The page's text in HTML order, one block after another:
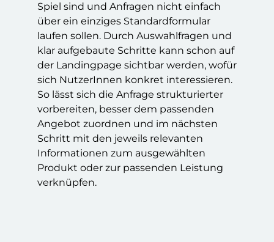
Spiel sind und Anfragen nicht einfach
über ein einziges Standardformular
laufen sollen. Durch Auswahlfragen und
klar aufgebaute Schritte kann schon auf
der Landingpage sichtbar werden, wofür
sich NutzerInnen konkret interessieren.
So lässt sich die Anfrage strukturierter
vorbereiten, besser dem passenden
Angebot zuordnen und im nächsten
Schritt mit den jeweils relevanten
Informationen zum ausgewählten
Produkt oder zur passenden Leistung
verknüpfen.